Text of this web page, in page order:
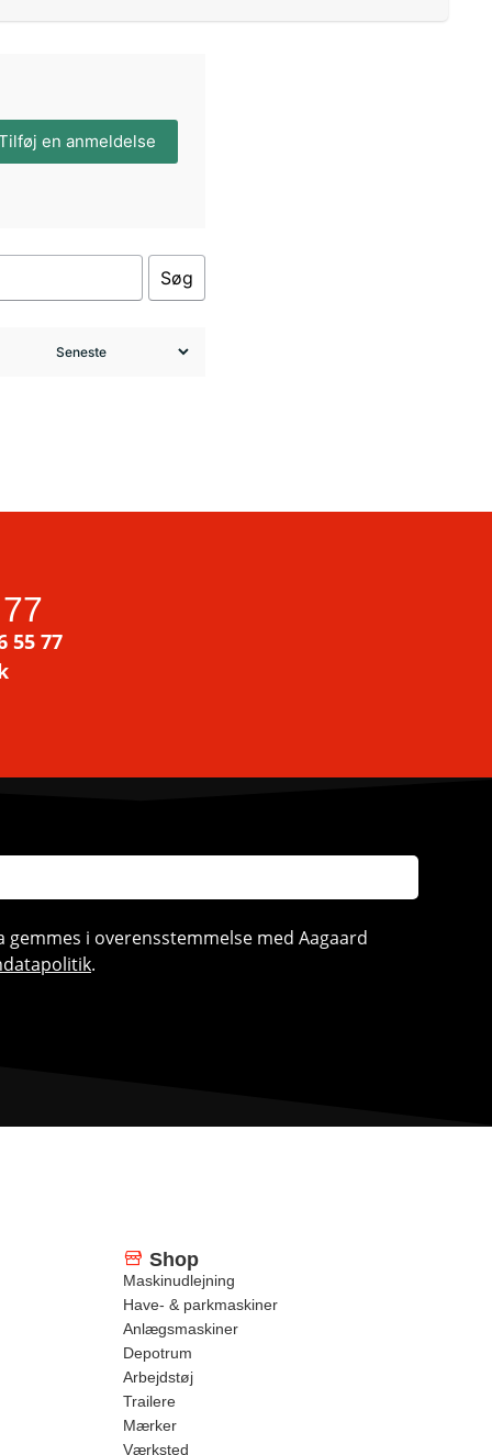
en anmeldelse
Søg
55 77
gemmes i overensstemmelse med Aagaard
.
Shop
Maskinudlejning
Have- & parkmaskiner
Anlægsmaskiner
Depotrum
Arbejdstøj
Trailere
Mærker
Værksted